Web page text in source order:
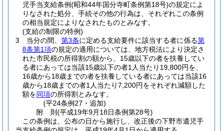
児手当支給条例(昭和44年国分寺町条例第18号)の規定によ
りなされた処分、手続その他の行為は、それぞれこの条例
の相当規定によりなされたものとみなす。
(支給の制限の特例)
3
当分の間、 第3条に定める支給要件に該当する者に係る第
8条第1項の規定の適用については、地方税法により決定さ
れた市民税の所得割の額から、15歳以下の者を扶養してい
る者にあっては当該15歳以下の者1人当たり19,800円を、
16歳から18歳までの者を扶養している者にあっては当該16
歳から18歳までの者1人当たり7,200円をそれぞれ減額した
額を同項の所得割とみなす。
(平24条例27・追加)
附 則(平成19年9月18日条例第28号)
この条例は、公布の日から施行し、改正後の下野市遺児手